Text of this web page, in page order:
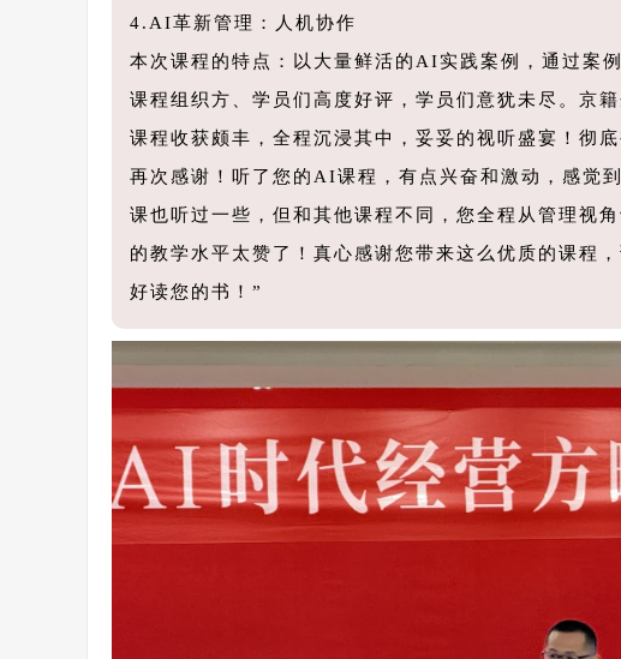
4.AI革新管理：人机协作
本次课程的特点：以大量鲜活的AI实践案例，通过案
课程组织方、学员们高度好评，学员们意犹未尽。京
课程收获颇丰，全程沉浸其中，妥妥的视听盛宴！彻
再次感谢！听了您的AI课程，有点兴奋和激动，感觉
课也听过一些，但和其他课程不同，您全程从管理视
的教学水平太赞了！真心感谢您带来这么优质的课程
好读您的书！”